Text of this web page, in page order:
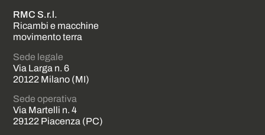
RMC S.r.l.
Ricambi e macchine
movimento terra
Sede legale
Via Larga n. 6
20122 Milano (MI)
Sede operativa
Via Martelli n. 4
29122 Piacenza (PC)